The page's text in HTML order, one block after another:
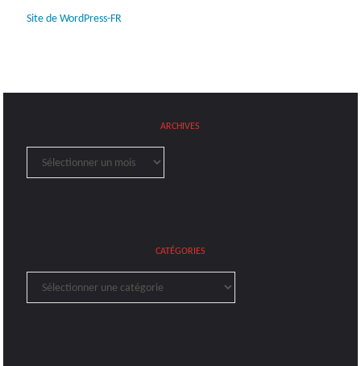
Site de WordPress-FR
ARCHIVES
Archives
CATÉGORIES
Catégories